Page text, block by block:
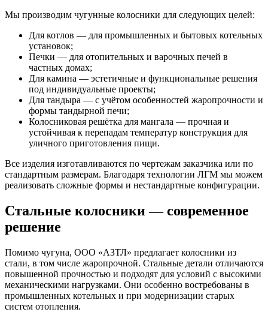
Мы производим чугунные колосники для следующих целей:
Для котлов — для промышленных и бытовых котельных
установок;
Печки — для отопительных и варочных печей в
частных домах;
Для камина — эстетичные и функциональные решения
под индивидуальные проекты;
Для тандыра — с учётом особенностей жаропрочности и
формы тандырной печи;
Колосниковая решётка для мангала — прочная и
устойчивая к перепадам температур конструкция для
уличного приготовления пищи.
Все изделия изготавливаются по чертежам заказчика или по
стандартным размерам. Благодаря технологии ЛГМ мы можем
реализовать сложные формы и нестандартные конфигурации.
Стальные колосники — современное
решение
Помимо чугуна, ООО «АЗТЛ» предлагает колосники из
стали, в том числе жаропрочной. Стальные детали отличаются
повышенной прочностью и подходят для условий с высокими
механическими нагрузками. Они особенно востребованы в
промышленных котельных и при модернизации старых
систем отопления.